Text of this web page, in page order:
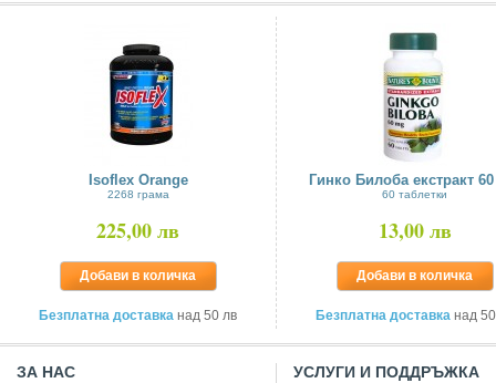
Isoflex Orange
2268 грама
225,00 лв
Добави в количка
Безплатна доставка над 50 лв
Гинко Билоба екстракт
60 таблетки
13,00 лв
Добави в количка
Безплатна доставка над
ЗА НАС УСЛУГИ И ПОДДРЪЖКА